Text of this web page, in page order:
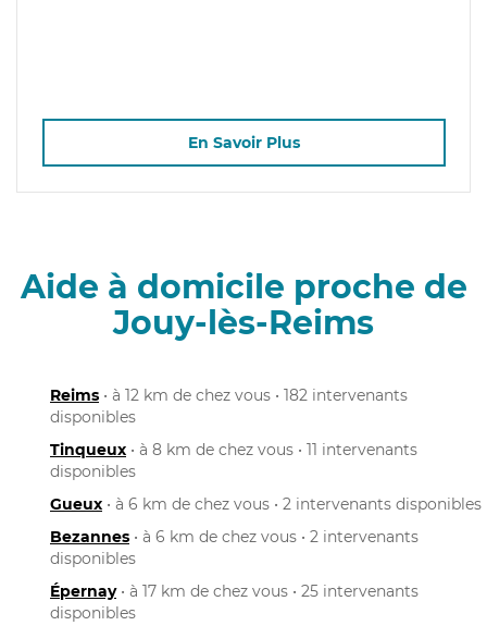
En Savoir Plus
Aide à domicile proche de
Jouy-lès-Reims
Reims • à 12 km de chez vous • 182 intervenants
disponibles
Tinqueux • à 8 km de chez vous • 11 intervenants
disponibles
Gueux • à 6 km de chez vous • 2 intervenants disponibles
Bezannes • à 6 km de chez vous • 2 intervenants
disponibles
Épernay• à 17 km de chez vous • 25 intervenants
disponibles